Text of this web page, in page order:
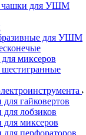
чашки для УШМ
для УШМ
миксеров
для гайковертов
для лобзиков
для миксеров
для перфораторов